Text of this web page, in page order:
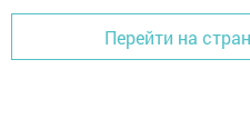
Перейти на